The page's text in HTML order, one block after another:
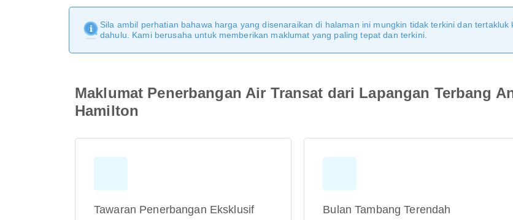
Sila ambil perhatian bahawa harga yang disenaraikan di halaman ini mungkin tidak terkini dan
dahulu. Kami berusaha untuk memberikan maklumat yang paling tepat dan terkini.
Maklumat Penerbangan Air Transat dari Lapangan Terbang
Hamilton
Tawaran Penerbangan Eksklusif Bulan Tambang Terendah